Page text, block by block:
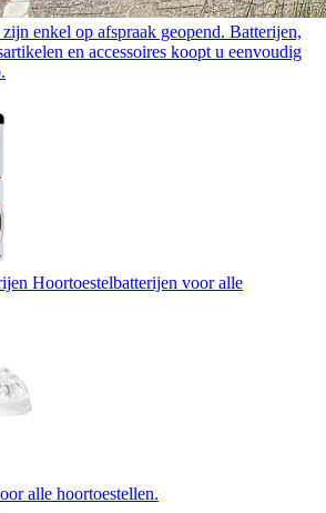
enkel op afspraak geopend. Batterijen,
en accessoires koopt u eenvoudig
Hoortoestelbatterijen voor alle
alle hoortoestellen.